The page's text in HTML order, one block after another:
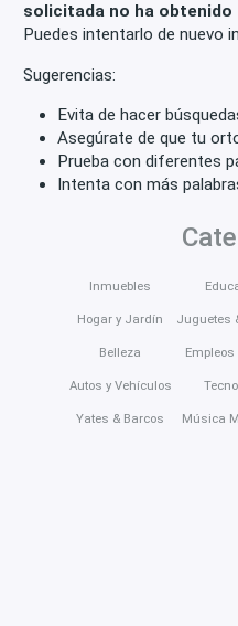
solicitada no ha obtenido
Puedes intentarlo de nuevo
Sugerencias:
Evita de hacer
Asegúrate de que tu
Prueba con diferentes
Intenta con más
Inmuebles
Hogar y Jardín
Belleza
Autos y Vehículos
Yates & Barcos
Juguetes
Música